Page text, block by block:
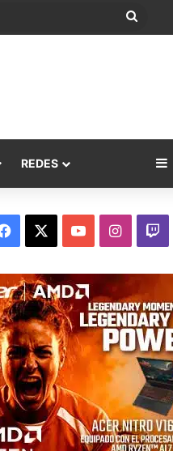
Buscar
REDES
Facebook YouTube